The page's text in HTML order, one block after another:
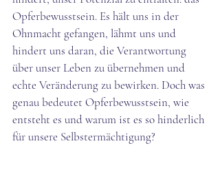
Opferbewusstsein. Es hält uns in der
Ohnmacht gefangen, lähmt uns und
hindert uns daran, die Verantwortung
über unser Leben zu übernehmen und
echte Veränderung zu bewirken. Doch was
genau bedeutet Opferbewusstsein, wie
entsteht es und warum ist es so hinderlich
für unsere Selbstermächtigung?